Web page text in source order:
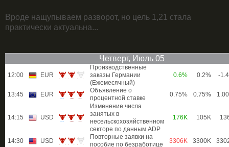
Вроде нащупываем разворот, но цель 1,21 стала
практически актуальна...
Четверг, Июль 05
12:00 EUR
Производственные
заказы Германии
(Ежемесячный)
0.6% 0.2% -
13:45 EUR
Объявление о
процентной ставке
0.75% 0.75%
14:15 USD
Изменение числа
занятых в
несельскохозяйственном
секторе по данным ADP
176K 105K
14:30 USD
Повторные заявки на
пособие по безработице
3306K 3300K